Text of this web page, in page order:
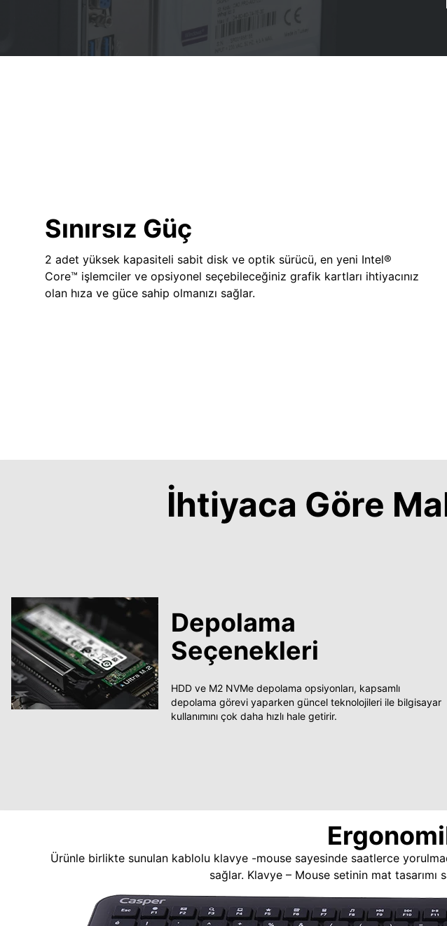
Sınırsız Güç
2 adet yüksek kapasiteli sabit disk ve optik sürücü, en yeni Intel®
Core™ işlemciler ve opsiyonel seçebileceğiniz grafik kartları ihtiyacınız
olan hıza ve güce sahip olmanızı sağlar.
İhtiyaca Göre
Depolama
Seçenekleri
HDD ve M2 NVMe depolama opsiyonları, kapsamlı
depolama görevi yaparken güncel teknolojileri ile bilgisayar
kullanımını çok daha hızlı hale getirir.
Ürünle birlikte sunulan kablolu klavye -mouse sayesinde saatlerce
sağlar. Klavye – Mouse setinin mat